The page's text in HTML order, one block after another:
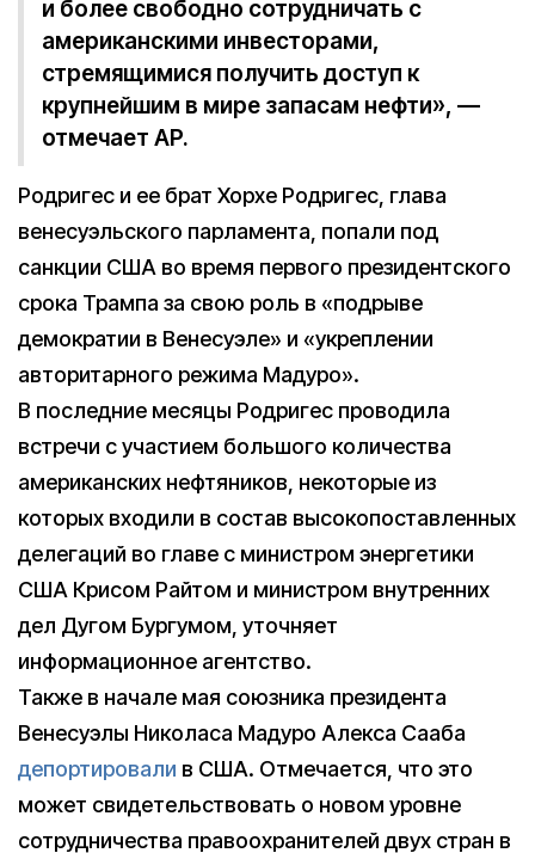
и более свободно сотрудничать с
американскими инвесторами,
стремящимися получить доступ к
крупнейшим в мире запасам нефти», —
отмечает AP.
Родригес и ее брат Хорхе Родригес, глава
венесуэльского парламента, попали под
санкции США во время первого президентского
срока Трампа за свою роль в «подрыве
демократии в Венесуэле» и «укреплении
авторитарного режима Мадуро».
В последние месяцы Родригес проводила
встречи с участием большого количества
американских нефтяников, некоторые из
которых входили в состав высокопоставленных
делегаций во главе с министром энергетики
США Крисом Райтом и министром внутренних
дел Дугом Бургумом, уточняет
информационное агентство.
Также в начале мая союзника президента
Венесуэлы Николаса Мадуро Алекса Сааба
депортировали в США. Отмечается, что это
может свидетельствовать о новом уровне
сотрудничества правоохранителей двух стран в